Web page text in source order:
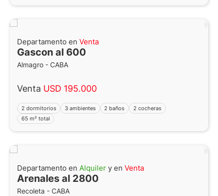
Departamento en Venta
Gascon al 600
Almagro - CABA
Venta USD 195.000
2 dormitorios 3 ambientes 2 baños
2 cocheras
65 m² total
Departamento en Alquiler y en Venta
Arenales al 2800
Recoleta - CABA